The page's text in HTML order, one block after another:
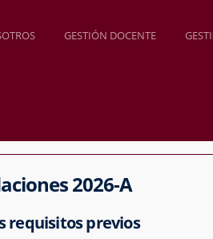
GESTIÓN DOCENTE
2026-A
requisitos previos